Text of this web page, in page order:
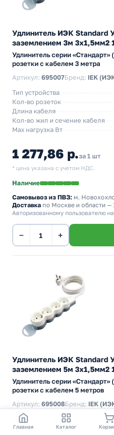
Удлинитель ИЭК Standard
заземлением 3м 3х1,5мм2
Удлинитель серии «Стандарт»
розетки с кабелем 3 метра
Артикул: 695007Бренд: IEK
Тип устройства
Кол-во розеток
Длина кабеля
Кол-во жил и сечение кабеля
Max нагрузка Вт
1 277,86 р.за 1 шт
* цена указана с учетом НДС.
Наличие
Самовывоз из ПВЗ: м.
Доставка по Москве и области —
Авторизованному пользователю
− +
Удлинитель ИЭК Standard
заземлением 5м 3х1,5мм2
Удлинитель серии
розетки с кабелем 5 метров
Артикул: 695008Бренд: IEK
Тип устройства
Кол-во розеток
Главная Каталог